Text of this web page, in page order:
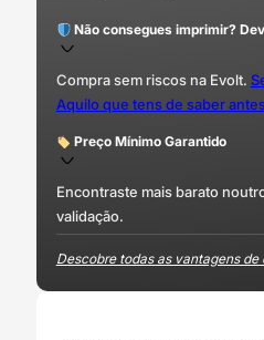
Não consegues imprimir?
Compra sem riscos na Evolt.
Aquilo que tens de saber
Preço Mínimo Garantido
Encontraste mais barato
validação.
Descobre todas as vantagens de